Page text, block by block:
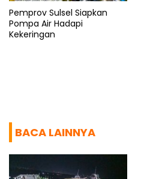
Pemprov Sulsel Siapkan
Pompa Air Hadapi
Kekeringan
BACA LAINNYA